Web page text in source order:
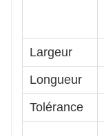
Largeur
Longueur
Tolérance